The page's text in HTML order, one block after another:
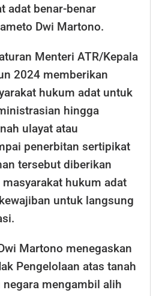
adat benar-benar
Dwi Martono.
Menteri ATR/Kepala
2024 memberikan
hukum adat untuk
hingga
ulayat atau
penerbitan sertipikat
tersebut diberikan
hukum adat
untuk langsung
Martono menegaskan
Pengelolaan atas tanah
mengambil alih